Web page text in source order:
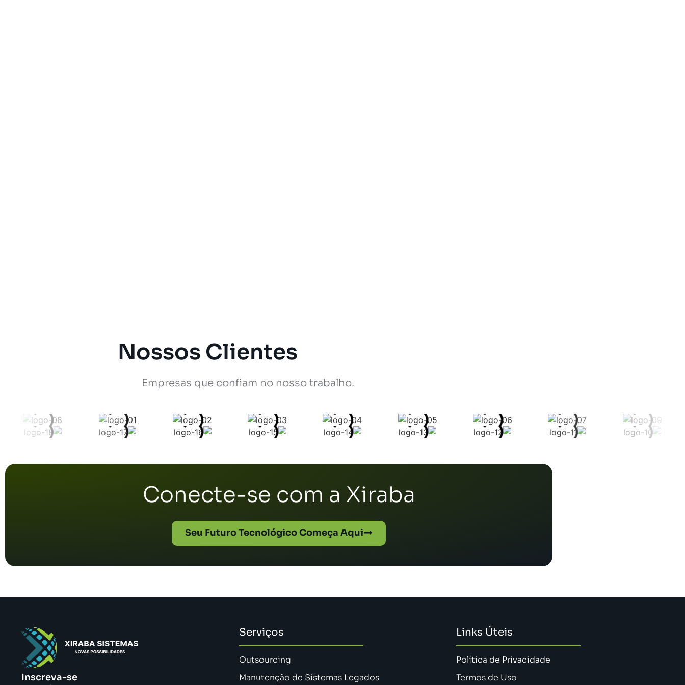
Nossos Clientes
Empresas que confiam no nosso trabalho.
Conecte-se com a Xiraba
Seu Futuro Tecnológico Começa Aqui
Inscreva-se
Serviços
Outsourcing
Manutenção de Sistemas Legados
Links Úteis
Política de Privacidade
Termos de Uso